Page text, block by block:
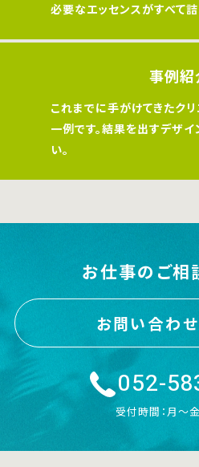
必要なエッセンスがすべて詰
事例紹
これまでに手がけてきたク
一例です。結果を出すデザイ
い。
お仕事のご相
お問い合わ
052-
受付時間：月〜